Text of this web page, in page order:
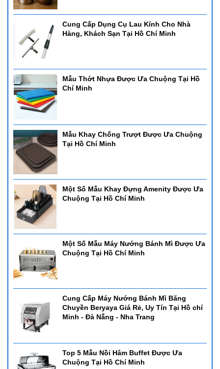
Cung Cấp Dụng Cụ Lau Kính Cho Nhà
Hàng, Khách Sạn Tại Hồ Chí Minh
Mẫu Thớt Nhựa Được Ưa Chuộng Tại Hồ
Chí Minh
Mẫu Khay Chống Trượt Được Ưa Chuộng
Tại Hồ Chí Minh
Một Số Mẫu Khay Đựng Amenity Được Ưa
Chuộng Tại Hồ Chí Minh
Một Số Mẫu Máy Nướng Bánh Mì Được Ưa
Chuộng Tại Hồ Chí Minh
Cung Cấp Máy Nướng Bánh Mì Băng
Chuyền Beryaya Giá Rẻ, Uy Tín Tại Hồ chí
Minh - Đà Nẵng - Nha Trang
Top 5 Mẫu Nồi Hâm Buffet Được Ưa
Chuộng Tại Hồ Chí Minh